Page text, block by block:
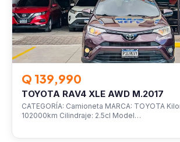
Q 139,990
TOYOTA RAV4 XLE AWD M.2017
CATEGORÍA: Camioneta MARCA: TOYOTA
102000km Cilindraje: 2.5cl Model…